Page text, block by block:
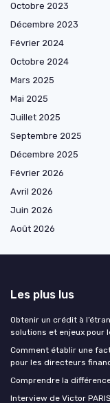
Octobre 2023
Décembre 2023
Février 2024
Octobre 2024
Mars 2025
Mai 2025
Juillet 2025
Septembre 2025
Décembre 2025
Février 2026
Avril 2026
Juin 2026
Août 2026
Les plus lus
Obtenir un crédit à
solutions et enjeux pour
Comment établir une
pour les directeurs
Comprendre la
Interview de Victor